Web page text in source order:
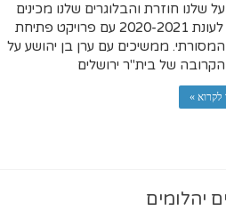
שלנו חוזרת והבלוגרים שלנו מכינים
אתכם לעונת 2020-2021 עם פרויקט פתיחת
ממשיכים עם ערן בן יהושע על
של בית"ר ירושלים
»
יהלומים